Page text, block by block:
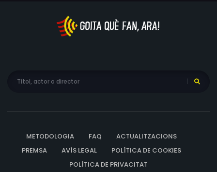
METODOLOGIA FAQ
ACTUALITZACIONS
PREMSA
AVÍS LEGAL
POLÍTICA DE COOKIES
POLÍTICA DE PRIVACITAT